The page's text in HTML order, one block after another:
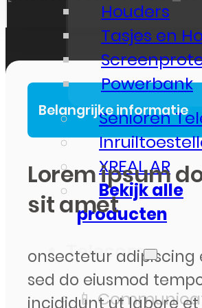
Houders
Tasjes en
Powerbank
Senioren
XREAL AR
Bekijk alle
producten
Telecom
📱
Belangrijke informatie
Lorem ipsum
sit amet
onsectetur adipiscing
sed do eiusmod
incididunt ut labore